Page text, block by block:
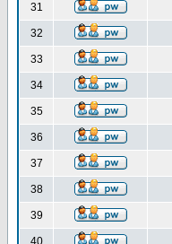
31
32
33
34
35
36
37
38
39
40